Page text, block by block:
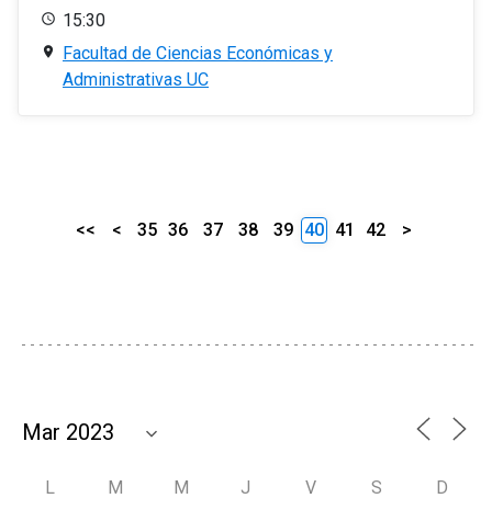
15:30
Facultad de Ciencias Económicas y
Administrativas UC
<< < 35 36 37 38 39 40 41 42 >
L M M J V S D